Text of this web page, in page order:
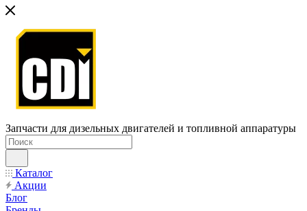
Запчасти для дизельных двигателей и топливной аппаратуры
Каталог
Акции
Блог